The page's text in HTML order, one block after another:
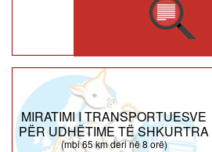
MIRATIMI I TRANSPORTUESVE
PËR UDHËTIME TË SHKURTRA
(mbi 65 km deri në 8 orë)